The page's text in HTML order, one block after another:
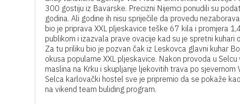
300 gostiju iz Bavarske. Precizni Nijemci ponudili su
godina. Ali godine ih nisu spriječile da provedu
bio je priprava XXL pljeskavice teške 67 kila i promjera
publikom i izazvala prave ovacije kad su je spretni
Za tu priliku bio je pozvan čak iz Leskovca glavni kuhar
okusa popularne XXL pljeskavice. Nakon provoda u
maslina na Krku i skupljanje ljekovitih trava po
Selca karlovački hostel sve je pripremio da se pokaže
na vikend team buliding program.